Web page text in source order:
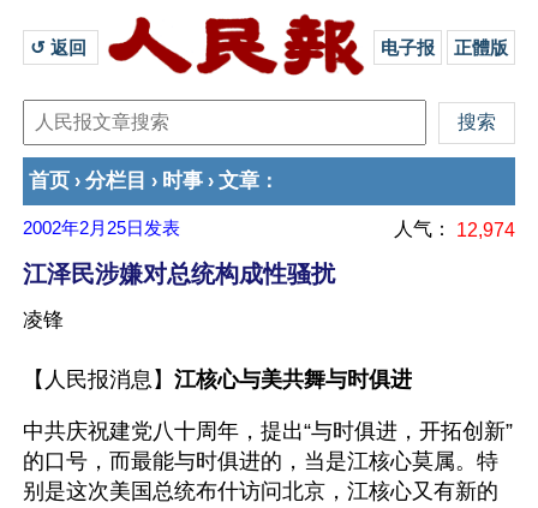
↺ 返回 电子报 正體版
首页 › 分栏目 › 时事 › 文章 ：
2002年2月25日 发表 人气： 12,974
江泽民涉嫌对总统构成性骚扰
凌锋
【人民报消息】 江核心与美共舞与时俱进
中共庆祝建党八十周年，提出“与时俱进，开拓创新”
的口号，而最能与时俱进的，当是江核心莫属。特
别是这次美国总统布什访问北京，江核心又有新的